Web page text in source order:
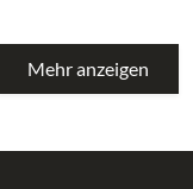
Mehr anzeigen